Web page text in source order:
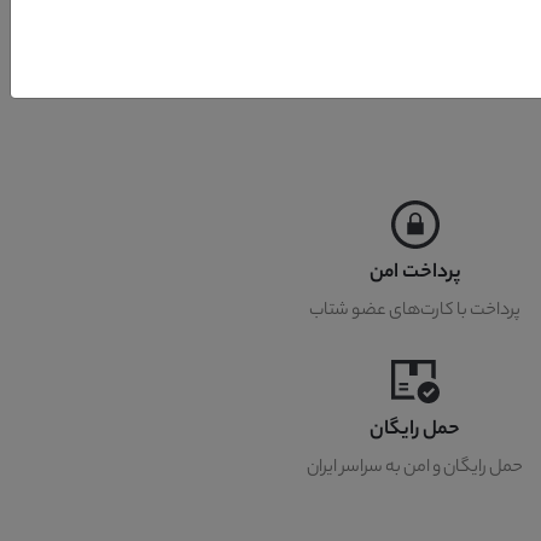
پرداخت امن
پرداخت با کارت‌های عضو شتاب
حمل رایگان
حمل رایگان و امن به سراسر ایران